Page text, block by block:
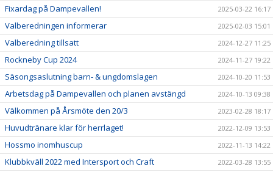
Fixardag på Dampevallen! 2025-03-22 16:17
Valberedningen informerar 2025-02-03 15:01
Valberedning tillsatt 2024-12-27 11:25
Rockneby Cup 2024 2024-11-27 19:22
Säsongsaslutning barn- & ungdomslagen 2024-10-20 11:53
Arbetsdag på Dampevallen och planen avstängd 2024-10-13 09:38
Välkommen på Årsmöte den 20/3 2023-02-28 18:17
Huvudtränare klar för herrlaget! 2022-12-09 13:53
Hossmo inomhuscup 2022-11-13 14:22
Klubbkväll 2022 med Intersport och Craft 2022-03-28 13:55